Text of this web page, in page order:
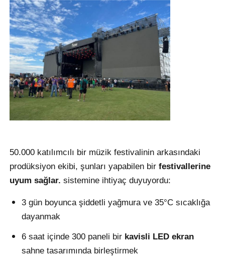
Videolar
VR Gösterisi
Hakkımızda
Fabrika turu
Kalite kontrolü
Bize Ulaşın
Haberler
Durumlar
50.000 katılımcılı bir müzik festivalinin arkasındaki
prodüksiyon ekibi, şunları yapabilen birfestivallerine
uyum sağlar. sistemine ihtiyaç duyuyordu:
3 gün boyunca şiddetli yağmura ve 35°C sıcaklığa
dayanmak
6 saat içinde 300 paneli bir kavisli LED ekran
sahne tasarımında birleştirmek